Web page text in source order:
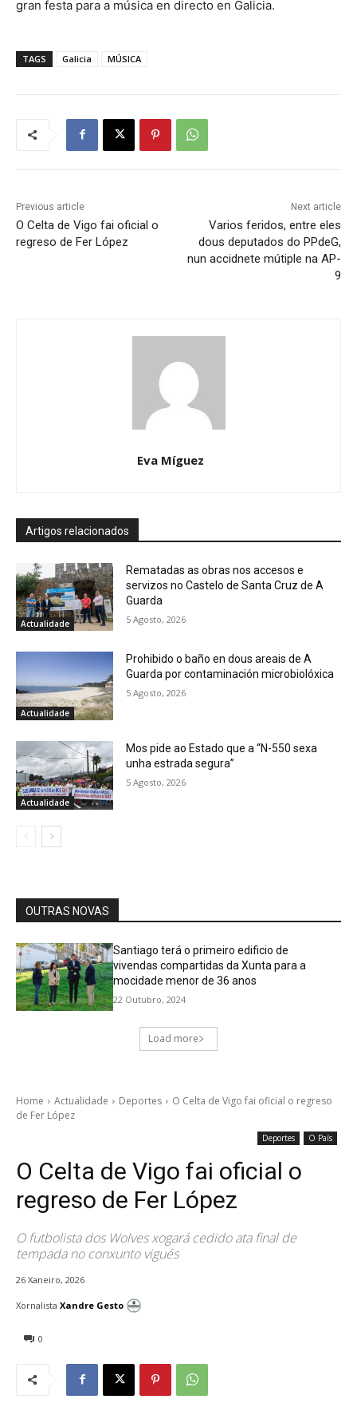
gran festa para a música en directo en Galicia.
TAGS Galicia MÚSICA
Previous article
O Celta de Vigo fai oficial o
regreso de Fer López
Next article
Varios feridos, entre eles
dous deputados do PPdeG,
nun accidnete mútiple na AP-
9
Eva Míguez
Artigos relacionados
Actualidade
Rematadas as obras nos accesos e
servizos no Castelo de Santa Cruz de A
Guarda
5 Agosto, 2026
Actualidade
Prohibido o baño en dous areais de A
Guarda por contaminación microbiolóxica
5 Agosto, 2026
Actualidade
Mos pide ao Estado que a “N-550 sexa
unha estrada segura”
5 Agosto, 2026
OUTRAS NOVAS
Santiago terá o primeiro edificio de
vivendas compartidas da Xunta para a
mocidade menor de 36 anos
22 Outubro, 2024
Load more